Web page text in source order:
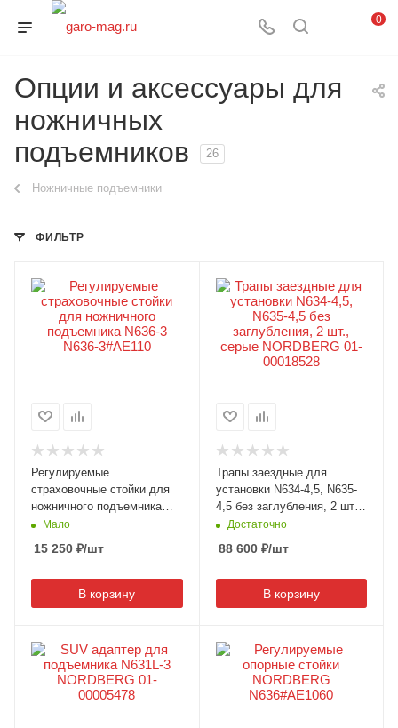
0
Опции и аксессуары для
ножничных
подъемников
26
Ножничные подъемники
ФИЛЬТР
Регулируемые
страховочные стойки для
ножничного подъемника
N636-3 N636-3#AE110
Мало
15 250 ₽/шт
В корзину
Трапы заездные для
установки N634-4,5, N635-
4,5 без заглубления, 2 шт.,
серые NORDBERG 01-
Достаточно
88 600₽/шт
В корзину